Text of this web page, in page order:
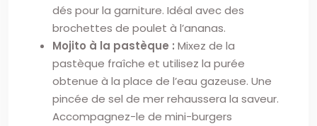
dés pour la garniture. Idéal avec des
brochettes de poulet à l’ananas.
Mojito à la pastèque : Mixez de la
pastèque fraîche et utilisez la purée
obtenue à la place de l’eau gazeuse. Une
pincée de sel de mer rehaussera la saveur.
Accompagnez-le de mini-burgers